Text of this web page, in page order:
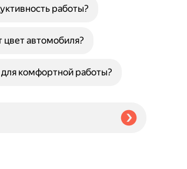
работы?
автомобиля?
комфортной работы?